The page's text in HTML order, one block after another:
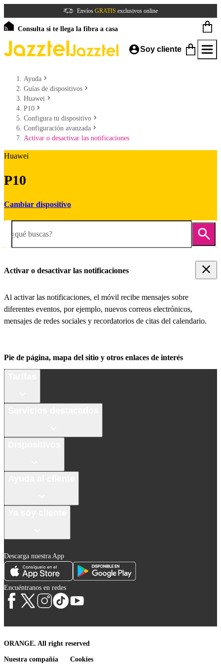
Envíos GRATIS exclusivos online
Consulta si te llega la fibra a casa
Soy cliente
Ayuda
Guías de dispositivos
Huawei
P10
Configura tu dispositivo
Configuración avanzada
Activar o desactivar las notificaciones
Huawei
P10
Cambiar dispositivo
¿qué buscas?
Activar o desactivar las notificaciones
Al activar las notificaciones, el móvil recibe mensajes sobre
diferentes eventos, por ejemplo, nuevos correos electrónicos,
mensajes de redes sociales y recordatorios de citas del calendario.
Pie de página, mapa del sitio y otros enlaces de interés
Descarga nuestra App
Encuéntranos en redes
ORANGE. All right reserved
Nuestra compañía Cookies